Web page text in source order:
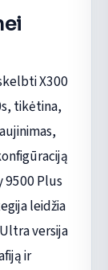
X300
tikėtina,
Plus
leidžia
versija
ir